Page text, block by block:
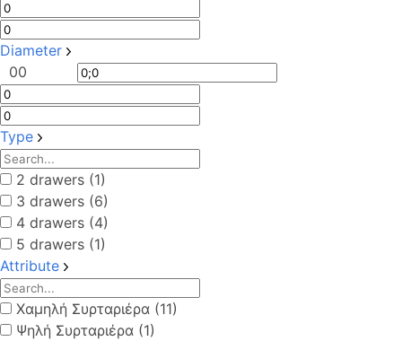
Diameter
00
Type
2 drawers (1)
3 drawers (6)
4 drawers (4)
5 drawers (1)
Attribute
Χαμηλή Συρταριέρα (11)
Ψηλή Συρταριέρα (1)